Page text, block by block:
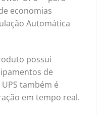
economias
Automática
possui
de
também é
em tempo real.